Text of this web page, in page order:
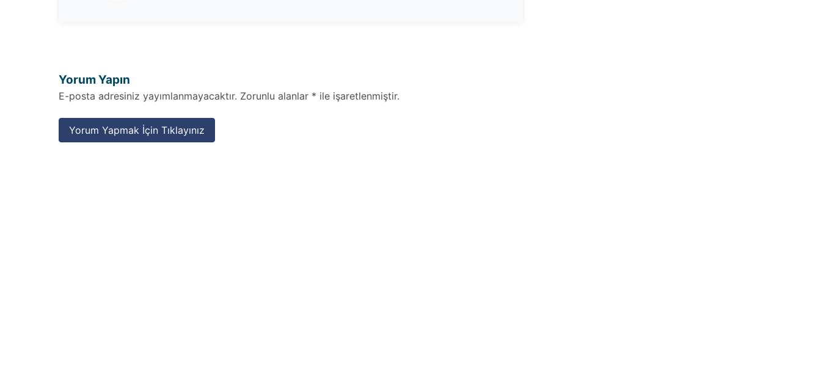
Yorum Yapın
E-posta adresiniz yayımlanmayacaktır. Zorunlu alanlar * ile işaretlenmiştir.
Yorum Yapmak İçin Tıklayınız